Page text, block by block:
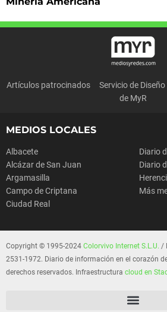
Artículos patrocinados Servicio de Diseño
de MyR
MEDIOS LOCALES
Albacete
Alcázar de San Juan
Argamasilla
Campo de Criptana
Ciudad Real
Diario
Diario
Más
Copyright © 1995-2024 Colorvivo Internet S.L.U. /
2531-1972. Diario de información en el corazón
derechos reservados. Infraestructura cloud en